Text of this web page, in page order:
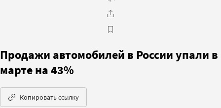
Продажи автомобилей в России упали в
марте на 43%
Копировать ссылку